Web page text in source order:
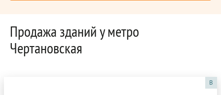
Продажа зданий у метро
Чертановская
B